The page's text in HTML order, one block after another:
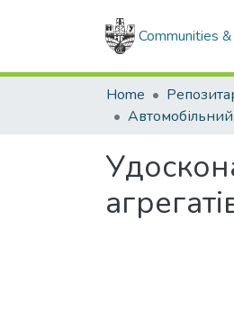
Communities
Home